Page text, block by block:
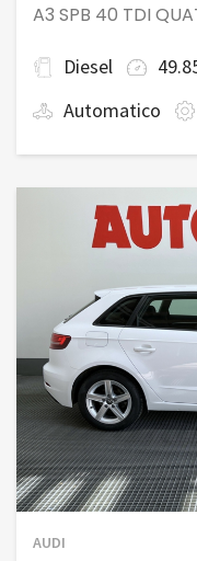
A3 SPB 40 TDI
Diesel
Automatico
AUDI